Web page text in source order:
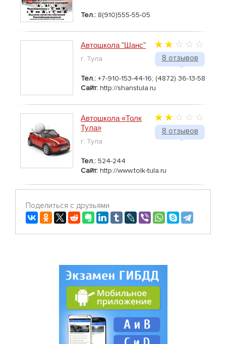
Тел.: 8(910)555-55-05
8 отзывов
Автошкола "Шанс"
г. Тула
Тел.: +7-910-153-44-16; (4872) 36-13-58
Сайт: http://shanstula.ru
8 отзывов
Автошкола «Толк
Тула»
г. Тула
Тел.: 524-244
Сайт: http://www.tolk-tula.ru
Поделиться с друзьями